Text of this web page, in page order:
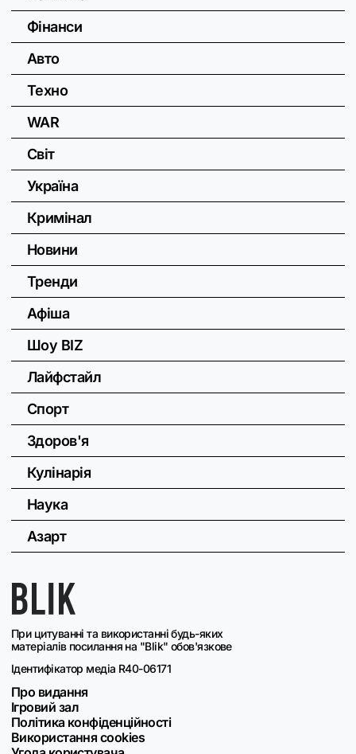
При цитуванні та використанні будь-яких
матеріалів посилання на "Blik" обов'язкове
Ідентифікатор медіа R40-06171
Про видання
Ігровий зал
Політика конфіденційності
Використання cookies
Фінанси
Авто
Техно
WAR
Світ
Україна
Кримінал
Новини
Тренди
Афіша
Шоу BIZ
Лайфстайл
Спорт
Здоров'я
Кулінарія
Наука
Азарт